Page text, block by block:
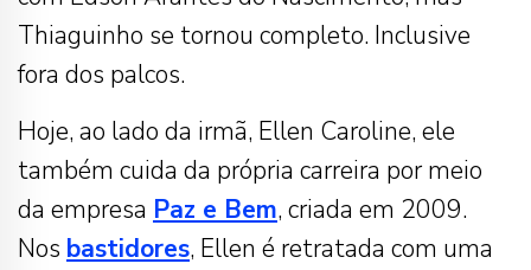
Thiaguinho se tornou completo. Inclusive
fora dos palcos.
Hoje, ao lado da irmã, Ellen Caroline, ele
também cuida da própria carreira por meio
da empresa Paz e Bem, criada em 2009.
Nos bastidores, Ellen é retratada com uma